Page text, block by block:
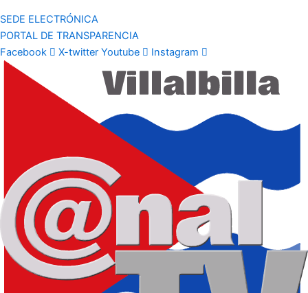
SEDE ELECTRÓNICA
PORTAL DE TRANSPARENCIA
Facebook
X-twitter Youtube Instagram